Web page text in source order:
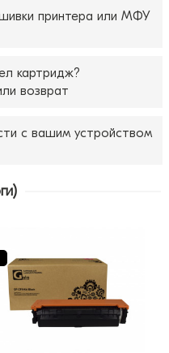
принтера или МФУ
картридж?
возврат
с вашим устройством